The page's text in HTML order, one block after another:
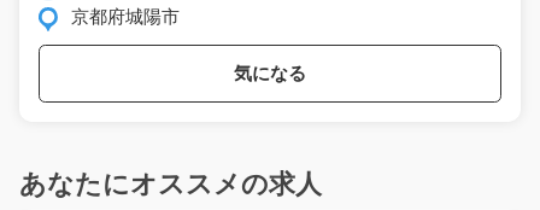
京都府城陽市
気になる
あなたにオススメの求人